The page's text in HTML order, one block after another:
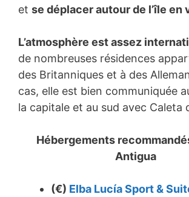
et se déplacer autour de l’île en
L’atmosphère est assez
de nombreuses résidences
des Britanniques et à des
cas, elle est bien communiquée
la capitale et au sud avec Caleta
Hébergements
Antigua
(€) Elba Lucía Sport &